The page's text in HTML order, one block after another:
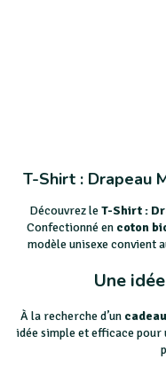
T-Shirt : Drapeau
Découvrez leT-Shirt :
Confectionné en coton
modèle unisexe convient
Une
À la recherche d’un
idée simple et efficace pour